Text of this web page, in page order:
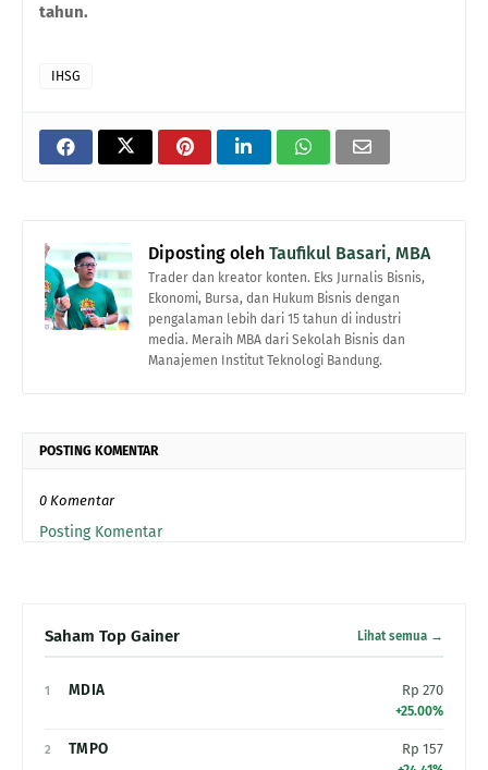
tahun.
IHSG
Diposting oleh Taufikul Basari, MBA
Trader dan kreator konten. Eks Jurnalis Bisnis,
Ekonomi, Bursa, dan Hukum Bisnis dengan
pengalaman lebih dari 15 tahun di industri
media. Meraih MBA dari Sekolah Bisnis dan
Manajemen Institut Teknologi Bandung.
POSTING KOMENTAR
0 Komentar
Posting Komentar
Saham Top Gainer Lihat semua →
1 MDIA Rp 270
+25.00%
2 TMPO Rp 157